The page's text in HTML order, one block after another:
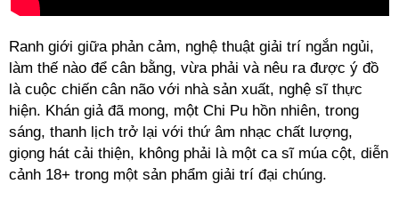
Ranh giới giữa phản cảm, nghệ thuật giải trí ngắn ngủi,
làm thế nào để cân bằng, vừa phải và nêu ra được ý đồ
là cuộc chiến cân não với nhà sản xuất, nghệ sĩ thực
hiện. Khán giả đã mong, một Chi Pu hồn nhiên, trong
sáng, thanh lịch trở lại với thứ âm nhạc chất lượng,
giọng hát cải thiện, không phải là một ca sĩ múa cột, diễn
cảnh 18+ trong một sản phẩm giải trí đại chúng.